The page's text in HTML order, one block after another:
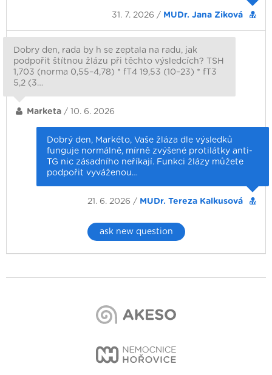
31. 7. 2026 / MUDr. Jana Ziková
Dobry den, rada by h se zeptala na radu, jak
podpořit štítnou žlázu při těchto výsledcích? TSH
1,703 (norma 0,55–4,78) * fT4 19,53 (10–23) * fT3
5,2 (3…
Marketa / 10. 6. 2026
Dobrý den, Markéto, Vaše žláza dle výsledků
funguje normálně, mírně zvýšené protilátky anti-
TG nic zásadního neříkají. Funkci žlázy můžete
podpořit vyváženou…
21. 6. 2026 / MUDr. Tereza Kalkusová
ask new question